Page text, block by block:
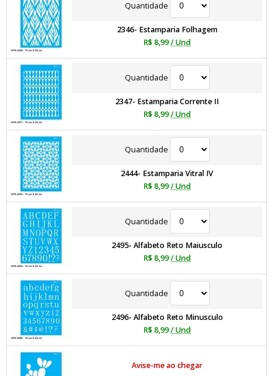
Quantidade
2346- Estamparia Folhagem
R$ 8,99/ Und
Quantidade
2347- Estamparia Corrente II
R$ 8,99/ Und
Quantidade
2444- Estamparia Vitral IV
R$ 8,99/ Und
Quantidade
2495- Alfabeto Reto Maiusculo
R$ 8,99/ Und
Quantidade
2496- Alfabeto Reto Minusculo
R$ 8,99/ Und
Avise-me ao chegar